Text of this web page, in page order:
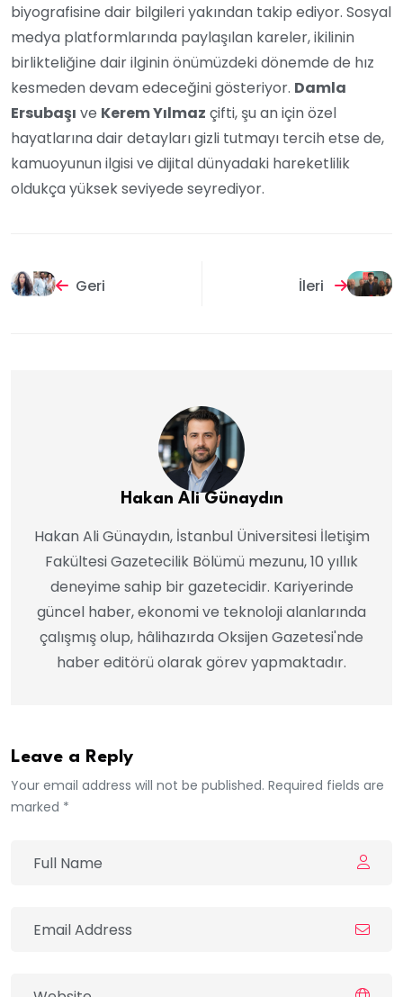
biyografisine dair bilgileri yakından takip ediyor. Sosyal
medya platformlarında paylaşılan kareler, ikilinin
birlikteliğine dair ilginin önümüzdeki dönemde de hız
kesmeden devam edeceğini gösteriyor. Damla
Ersubaşı ve Kerem Yılmaz çifti, şu an için özel
hayatlarına dair detayları gizli tutmayı tercih etse de,
kamuoyunun ilgisi ve dijital dünyadaki hareketlilik
oldukça yüksek seviyede seyrediyor.
Geri İleri
Hakan Ali Günaydın
Hakan Ali Günaydın, İstanbul Üniversitesi İletişim
Fakültesi Gazetecilik Bölümü mezunu, 10 yıllık
deneyime sahip bir gazetecidir. Kariyerinde
güncel haber, ekonomi ve teknoloji alanlarında
çalışmış olup, hâlihazırda Oksijen Gazetesi'nde
haber editörü olarak görev yapmaktadır.
Leave a Reply
Your email address will not be published. Required fields are
marked *